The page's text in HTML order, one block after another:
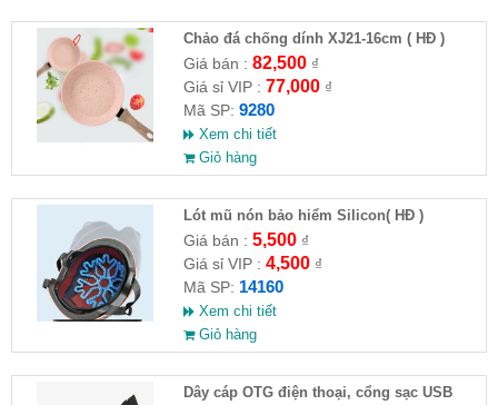
Chảo đá chống dính XJ21-16cm ( HĐ )
Giá bán : 82,500₫
Giá sỉ VIP : 77,000₫
Mã SP: 9280
Xem chi tiết
Giỏ hàng
Lót mũ nón bảo hiểm Silicon( HĐ )
Giá bán : 5,500₫
Giá sỉ VIP : 4,500₫
Mã SP: 14160
Xem chi tiết
Giỏ hàng
Dây cáp OTG điện thoại, cổng sạc USB